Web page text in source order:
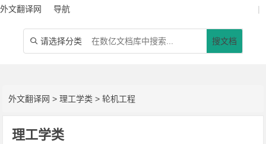
外文翻译网 导航 |
 请选择分类 搜文档
外文翻译网 >理工学类 >轮机工程
理工学类